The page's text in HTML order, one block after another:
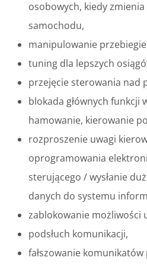
osobowych, kiedy
samochodu,
manipulowanie
tuning dla lepszych
przejęcie sterowania nad
blokada głównych funkcji
hamowanie, kierowanie
rozproszenie uwagi
oprogramowania
sterującego / wysłanie
danych do systemu
zablokowanie możliwości
podsłuch komunikacji,
fałszowanie